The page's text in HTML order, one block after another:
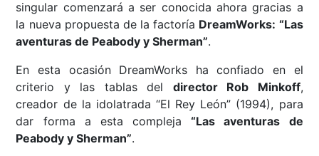
singular comenzará a ser conocida ahora gracias a
la nueva propuesta de la factoría DreamWorks: “Las
aventuras de Peabody y Sherman”.
En esta ocasión DreamWorks ha confiado en el
criterio y las tablas del director Rob Minkoff,
creador de la idolatrada “El Rey León” (1994), para
dar forma a esta compleja“Las aventuras de
Peabody y Sherman”.